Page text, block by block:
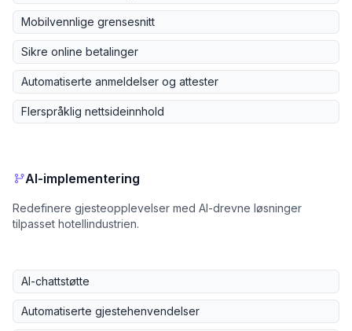
Mobilvennlige grensesnitt
Sikre online betalinger
Automatiserte anmeldelser og attester
Flerspråklig nettsideinnhold
AI-implementering
Redefinere gjesteopplevelser med AI-drevne løsninger
tilpasset hotellindustrien.
AI-chattstøtte
Automatiserte gjestehenvendelser